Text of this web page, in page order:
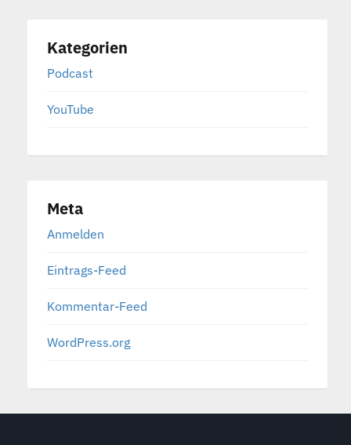
Kategorien
Podcast
YouTube
Meta
Anmelden
Eintrags-Feed
Kommentar-Feed
WordPress.org